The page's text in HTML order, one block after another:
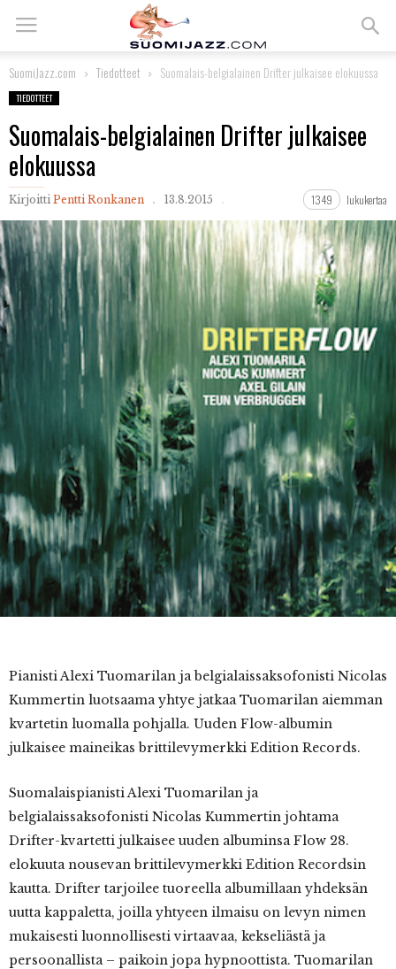
SuomiJazz.com Tiedotteet Suomalais-belgialainen Drifter julkaisee elokuussa
TIEDOTTEET
Suomalais-belgialainen Drifter julkaisee
elokuussa
Kirjoitti Pentti Ronkanen 13.8.2015 1349 lukukertaa
PianistiAlexi Tuomarilan ja belgialaissaksofonisti Nicolas
Kummertin luotsaama yhtye jatkaa Tuomarilan aiemman
kvartetin luomalla pohjalla. Uuden Flow-albumin
julkaisee maineikas brittilevymerkki Edition Records.
Suomalaispianisti Alexi Tuomarilan ja
belgialaissaksofonisti Nicolas Kummertin johtama
Drifter-kvartetti julkaisee uuden albuminsa Flow 28.
elokuuta nousevan brittilevymerkki Edition Recordsin
kautta. Drifter tarjoilee tuoreella albumillaan yhdeksän
uutta kappaletta, joilla yhtyeen ilmaisu on levyn nimen
mukaisesti luonnollisesti virtaavaa, kekseliästä ja
persoonallista – paikoin jopa hypnoottista. Tuomarilan